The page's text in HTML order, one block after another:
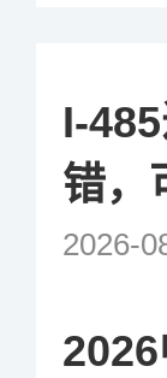
I-
错，
2026-